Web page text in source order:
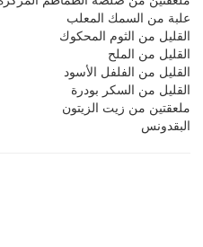
علبة من السمك المعلب
القليل من الثوم المحكوك
القليل من الملح
القليل من الفلفل الأسود
القليل من السكر بودرة
ملعقتين من زيت الزيتون
البقدونس